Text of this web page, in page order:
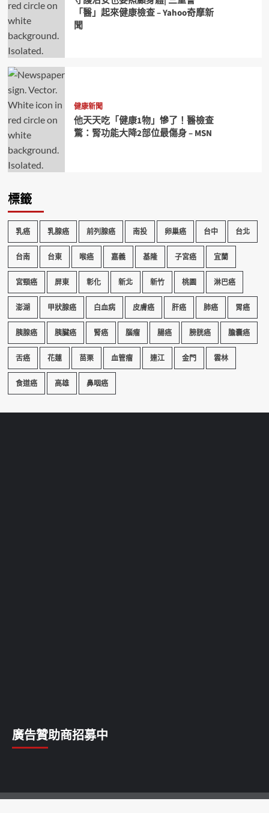
「醫」起來健康檢查 – Yahoo奇摩新
聞
健康新聞
他天天吃「健康1物」慘了！醫檢查
驚：腎功能大降2部位最傷身 – MSN
標籤
乳癌 乳腺癌 前列腺癌 南投 卵巢癌 台中 台北
台南 台東 喉癌 嘉義 基隆 子宮癌 宜蘭
宮頸癌 屏東 彰化 新北 新竹 桃園 淋巴癌
澎湖 甲狀腺癌 白血病 皮膚癌 肝癌 肺癌 胃癌
胰腺癌 胰臟癌 腎癌 腦瘤 腸癌 膀胱癌 膽囊癌
舌癌 花蓮 苗栗 血管瘤 連江 金門 雲林
食道癌 高雄 鼻咽癌
廣告贊助商招募中